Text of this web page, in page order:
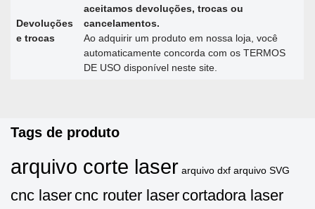
Devoluções
e trocas
aceitamos devoluções, trocas ou
cancelamentos.
Ao adquirir um produto em nossa loja, você
automaticamente concorda com os TERMOS
DE USO disponível neste site.
Tags de produto
arquivo corte laser arquivo dxf arquivo SVG
cnc laser cnc router laser cortadora laser